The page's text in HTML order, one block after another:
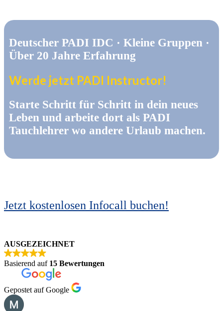
Deutscher PADI IDC · Kleine Gruppen ·
Über 20 Jahre Erfahrung
Werde jetzt PADI Instructor!
Starte Schritt für Schritt in dein neues
Leben und arbeite dort als PADI
Tauchlehrer wo andere Urlaub machen.
Jetzt kostenlosen Infocall buchen!
AUSGEZEICHNET
Basierend auf 15 Bewertungen
Gepostet auf Google